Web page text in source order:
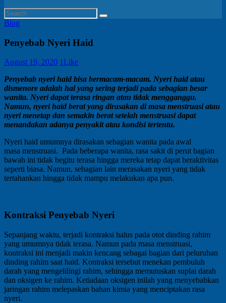
Blog
Penyebab Nyeri Haid
August 19, 2020 1 Like
Penyebab nyeri haid bisa bermacam-macam. Nyeri haid atau
dismenore adalah hal yang sering terjadi pada sebagian besar
wanita. Nyeri dapat terasa ringan atau tidak mengganggu.
Namun, nyeri haid berat yang dirasakan di masa menstruasi atau
nyeri menetap dan semakin berat setelah menstruasi dapat
menandakan adanya penyakit atau kondisi tertentu.
Nyeri haid umumnya dirasakan sebagian wanita pada awal
masa menstruasi. Pada beberapa wanita, rasa sakit di perut bagian
bawah ini tidak begitu terasa hingga mereka tetap dapat beraktivitas
seperti biasa. Namun, sebagian lain merasakan nyeri yang tidak
tertahankan hingga tidak mampu melakukan apa pun.
Kontraksi Penyebab Nyeri
Sepanjang waktu, terjadi kontraksi halus pada otot dinding rahim
yang umumnya tidak terasa. Namun pada masa menstruasi,
kontraksi ini menjadi makin kencang sebagai bagian dari peluruhan
dinding rahim saat haid. Kontraksi tersebut menekan pembuluh
darah yang mengelilingi rahim, sehingga memutuskan suplai darah
dan oksigen ke rahim. Ketiadaan oksigen inilah yang menyebabkan
jaringan rahim melepaskan bahan kimia yang menciptakan rasa
nyeri.